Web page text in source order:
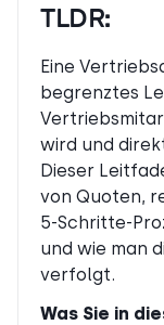
TLDR:
Eine
begrenztes
wird und
Dieser
von Quoten,
5-Schritte-
und wie man
verfolgt.
Was Sie in